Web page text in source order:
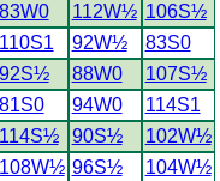
83W0 112W½ 106S½
110S1 92W½
83S0
92S½ 88W0
107S½
81S0 94W0
114S1
114S½ 90S½
102W½
108W½ 96S½
104W½